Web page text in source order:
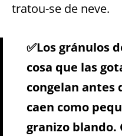
tratou-se de neve.
✅Los gránulos
cosa que las
congelan antes
caen como
granizo blando.